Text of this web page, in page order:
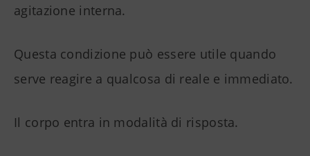
agitazione interna.
Questa condizione può essere utile quando
serve reagire a qualcosa di reale e immediato.
Il corpo entra in modalità di risposta.